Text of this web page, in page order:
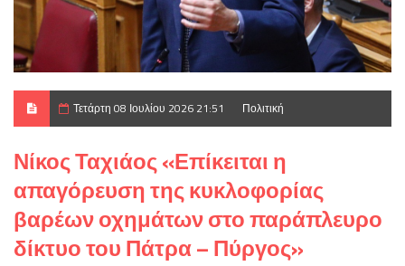
Τετάρτη 08 Ιουλίου 2026 21:51 Πολιτική
Νίκος Ταχιάος «Επίκειται η
απαγόρευση της κυκλοφορίας
βαρέων οχημάτων στο παράπλευρο
δίκτυο του Πάτρα – Πύργος»